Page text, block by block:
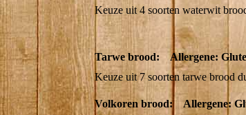
Keuze uit 4 soorten waterwit
Tarwe brood: Allergene:
Keuze uit 7 soorten tarwe brood
Volkoren brood: Allergene: